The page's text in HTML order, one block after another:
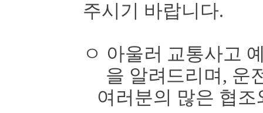
주시기 바랍니다.
ㅇ 아울러 교통사고
을 알려드리며 , 운
여러분의 많은 협